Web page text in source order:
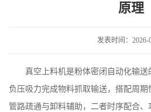
原理
发表时间：2026-
真空上料机是粉体密闭自动化输
负压吸力完成物料抓取输送，搭配周期
管路疏通与卸料辅助，二者时序配合